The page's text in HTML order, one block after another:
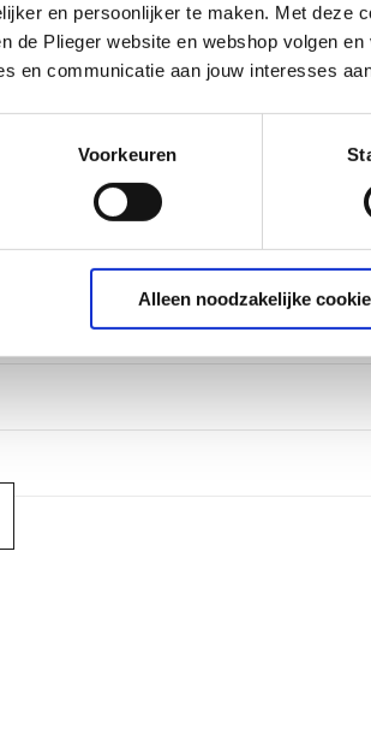
en persoonlijker te maken. Met deze
de Plieger website en webshop volgen
en communicatie aan jouw interesses
Voorkeuren
Alleen noodzakelijke